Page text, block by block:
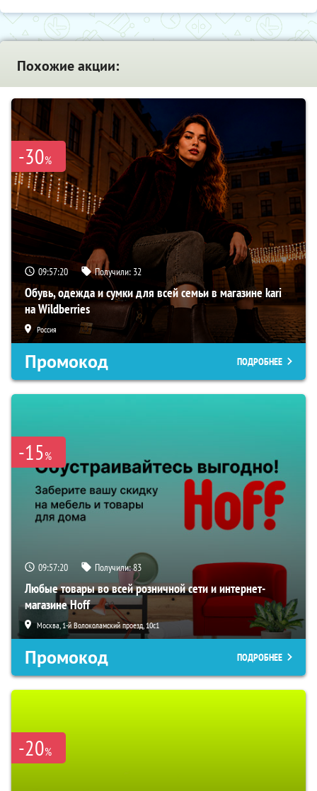
Похожие акции:
-30%
09:57:19 Получили: 32
Обувь, одежда и сумки для всей семьи в магазине kari
на Wildberries
Россия
Промокод ПОДРОБНЕЕ
-15%
09:57:19 Получили:83
Любые товары во всей розничной сети и интернет-
магазине Hoff
Москва, 1-й Волоколамский проезд, 10с1
Промокод ПОДРОБНЕЕ
-20%